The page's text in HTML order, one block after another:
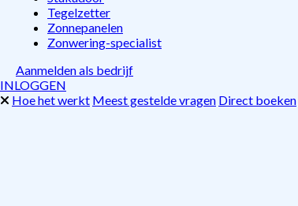
Tegelzetter
Zonnepanelen
Zonwering-specialist
Aanmelden als bedrijf
INLOGGEN
Hoe het werkt Meest gestelde vragen Direct boeken